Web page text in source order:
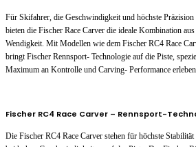
Für Skifahrer, die Geschwindigkeit und höchste Präzision
bieten die Fischer Race Carver die ideale Kombination
Wendigkeit. Mit Modellen wie dem Fischer RC4 Race
bringt Fischer Rennsport- Technologie auf die Piste,
Maximum an Kontrolle und Carving- Performance
Fischer RC4 Race Carver – Rennsport-
Die Fischer RC4 Race Carver stehen für höchste